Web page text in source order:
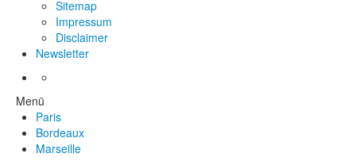
Sitemap
Impressum
Disclaimer
Newsletter
Menü
Paris
Bordeaux
Marseille